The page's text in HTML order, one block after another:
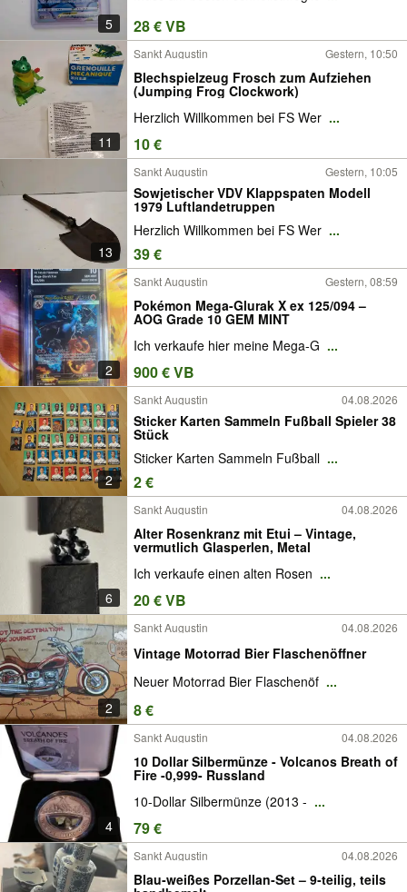
5 28 € VB
11
Sankt Augustin Gestern, 10:50
Blechspielzeug Frosch zum Aufziehen
(Jumping Frog Clockwork)
Herzlich Willkommen bei FS Wer ...
10 €
13
Sankt Augustin Gestern, 10:05
Sowjetischer VDV Klappspaten Modell
1979 Luftlandetruppen
Herzlich Willkommen bei FS Wer ...
39 €
2
Sankt Augustin Gestern, 08:59
Pokémon Mega-Glurak X ex 125/094 –
AOG Grade 10 GEM MINT
Ich verkaufe hier meine Mega-G ...
900 € VB
2
Sankt Augustin 04.08.2026
Sticker Karten Sammeln Fußball Spieler 38
Stück
Sticker Karten Sammeln Fußball ...
2 €
6
Sankt Augustin 04.08.2026
Alter Rosenkranz mit Etui – Vintage,
vermutlich Glasperlen, Metal
Ich verkaufe einen alten Rosen ...
20 € VB
2
Sankt Augustin 04.08.2026
Vintage Motorrad Bier Flaschenöffner
Neuer Motorrad Bier Flaschenöf ...
8 €
4
Sankt Augustin 04.08.2026
10 Dollar Silbermünze - Volcanos Breath of
Fire -0,999- Russland
10-Dollar Silbermünze (2013 - ...
79 €
Sankt Augustin 04.08.2026
Blau‑weißes Porzellan‑Set – 9‑teilig, teils